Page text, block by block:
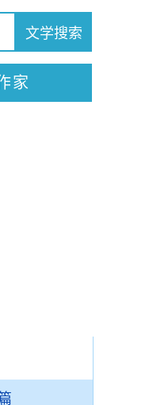
家